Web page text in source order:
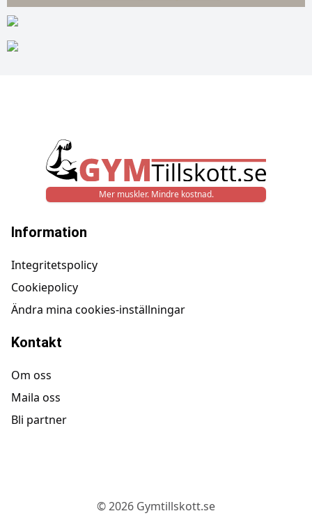
Mer muskler. Mindre kostnad.
Information
Integritetspolicy
Cookiepolicy
Ändra mina cookies-inställningar
Kontakt
Om oss
Maila oss
Bli partner
©2026 Gymtillskott.se